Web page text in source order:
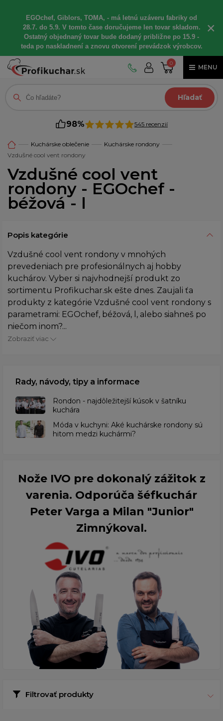
EGOchef, Giblors, TOMA, - má letnú uzáveru fabriky od
28.7. do 5.9. V tomto čase doručujeme len tovar skladom.
Ostatný objednaný tovar bude dodaný približne po 15.9 -
teda po naskladnení a znovu otvorení prevádzok výrobcov.
×
0
MENU
Hľadať
98% 545 recenzií
Kuchárske oblečenie
Kuchárske rondony
Vzdušné cool vent rondony
Vzdušné cool vent
rondony - EGOchef -
béžová - l
Popis kategórie
Vzdušné cool vent rondony v mnohých
prevedeniach pre profesionálnych aj hobby
kuchárov. Vyber si najvhodnejší produkt zo
sortimentu Profikuchar.sk ešte dnes. Zaujali ťa
produkty z kategórie Vzdušné cool vent rondony s
parametrami: EGOchef, béžová, l, alebo siahneš po
niečom inom?...
Zobraziť viac
Rady, návody, tipy a informace
Rondon - najdôležitejší kúsok v šatníku
kuchára
​Móda v kuchyni: Aké kuchárske rondony sú
hitom medzi kuchármi?
Nože IVO pre dokonalý zážitok z
varenia. Odporúča šéfkuchár
Peter Varga a Milan "Junior"
Zimnýkoval.
Filtrovať produkty